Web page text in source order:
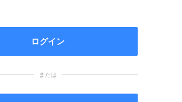
ログイン
または